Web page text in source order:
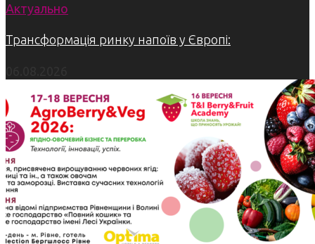
Актуально
Трансформація ринку напоїв у Європі: